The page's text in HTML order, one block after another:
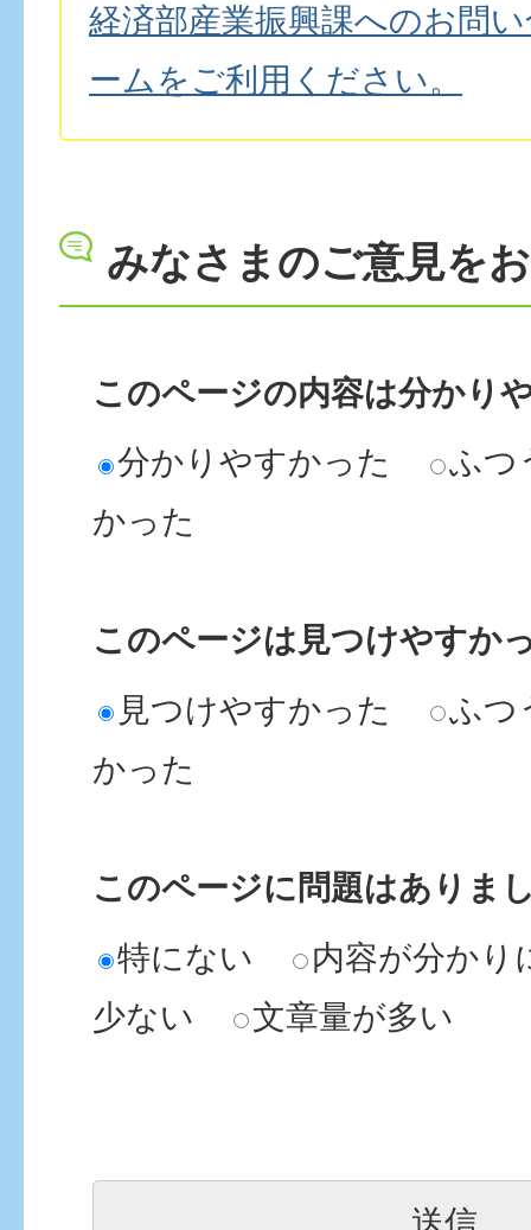
経済部産業振興課へのお問
ームをご利用ください。
みなさまのご意見を
このページの内容は分かり
分かりやすかった
ふつ
かった
このページは見つけやすか
見つけやすかった
ふつ
かった
このページに問題はありま
特にない
内容が分かり
少ない
文章量が多い